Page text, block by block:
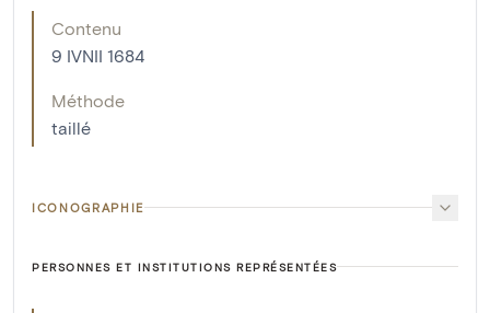
Contenu
9 IVNII 1684
Méthode
taillé
ICONOGRAPHIE
PERSONNES ET INSTITUTIONS REPRÉSENTÉES